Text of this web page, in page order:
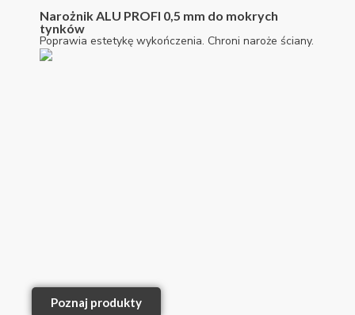
Narożnik ALU PROFI 0,5 mm do mokrych
tynków
Poprawia estetykę wykończenia. Chroni naroże ściany.
Poznaj produkty